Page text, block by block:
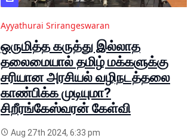
Ayyathurai Srirangeswaran
ஒருமித்த கருத்து இல்லாத
தலைமையால் தமிழ் மக்களுக்கு
சரியான அரசியல் வழிநடத்தலை
காண்பிக்க முடியுமா?
சிறீரங்கேஸ்வரன் கேள்வி
Aug 27th 2024, 6:33 pm